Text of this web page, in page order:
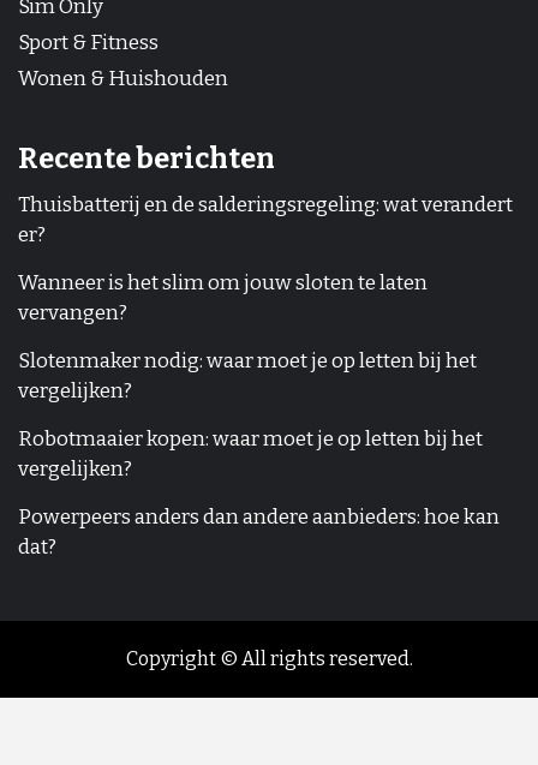
Sim Only
Sport & Fitness
Wonen & Huishouden
Recente berichten
Thuisbatterij en de salderingsregeling: wat verandert
er?
Wanneer is het slim om jouw sloten te laten
vervangen?
Slotenmaker nodig: waar moet je op letten bij het
vergelijken?
Robotmaaier kopen: waar moet je op letten bij het
vergelijken?
Powerpeers anders dan andere aanbieders: hoe kan
dat?
Copyright © All rights reserved.